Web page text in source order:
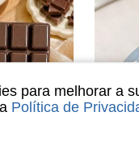
para melhorar a
Política de